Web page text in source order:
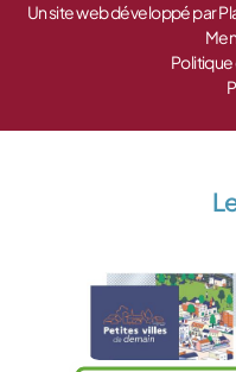
Un site web développé par